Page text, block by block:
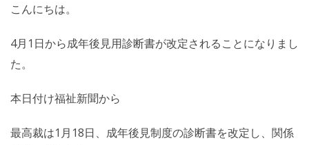
こんにちは。
4月1日から成年後見用診断書が改定されることになりまし
た。
本日付け福祉新聞から
最高裁は1月18日、成年後見制度の診断書を改定し、関係